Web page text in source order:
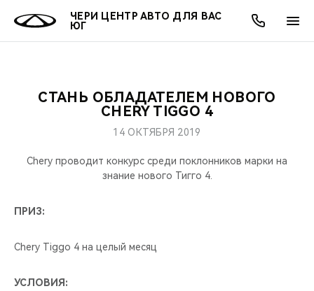
ЧЕРИ ЦЕНТР АВТО ДЛЯ ВАС
ЮГ
МОДЕЛИ
ПОКУПАТЕЛЯМ
КРЕДИТ И СТРАХОВАНИЕ
ВЛАДЕЛЬЦАМ
ЗАПЧАСТИ И АКСЕССУАРЫ
ПОДДЕРЖКА
CHERY CONNECT
МИР CHERY
CHERY В СОЦСЕТЯХ
ЛЮДИ CHERY
БЛАГОТВОРИТЕЛЬНОСТЬ
АКЦИИ
ОНЛАЙН СЕРВИСЫ
О КОМПАНИИ
СТАНЬ ОБЛАДАТЕЛЕМ НОВОГО
CHERY TIGGO 4
14 ОКТЯБРЯ 2019
Chery проводит конкурс среди поклонников марки на
знание нового Тигго 4.
ПРИЗ:
Chery Tiggo 4 на целый месяц
УСЛОВИЯ: